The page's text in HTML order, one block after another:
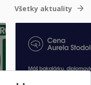
Všetky aktuality